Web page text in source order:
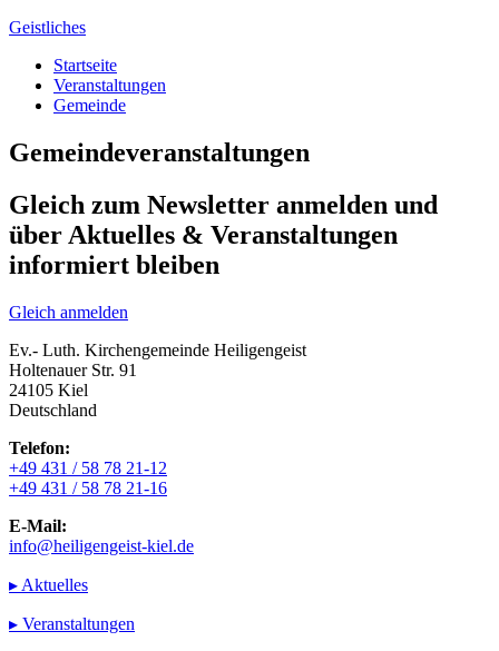
Geistliches
Startseite
Veranstaltungen
Gemeinde
Gemeindeveranstaltungen
Gleich zum Newsletter anmelden und
über Aktuelles & Veranstaltungen
informiert bleiben
Gleich anmelden
Ev.- Luth. Kirchengemeinde Heiligengeist
Holtenauer Str. 91
24105 Kiel
Deutschland
Telefon:
+49 431 / 58 78 21-12
+49 431 / 58 78 21-16
E-Mail:
info@heiligengeist-kiel.de
▸ Aktuelles
▸ Veranstaltungen